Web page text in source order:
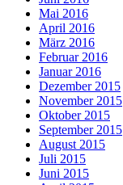
Mai 2016
April 2016
März 2016
Februar 2016
Januar 2016
Dezember 2015
November 2015
Oktober 2015
September 2015
August 2015
Juli 2015
Juni 2015